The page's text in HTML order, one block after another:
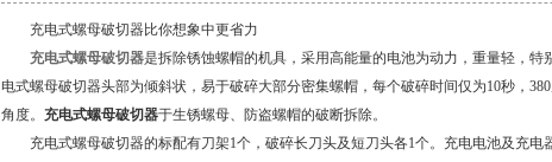
充电式螺母破切器比你想象中更省力
充电式螺母破切器是拆除锈蚀螺帽的机具，采用高能量的电池为动力，重量轻，特
电式螺母破切器头部为倾斜状，易于破碎大部分密集螺帽，每个破碎时间仅为10秒，
角度。 充电式螺母破切器于生锈螺母、防盗螺帽的破断拆除。
充电式螺母破切器的标配有刀架1个，破碎长刀头及短刀头各1个。充电电池及充电